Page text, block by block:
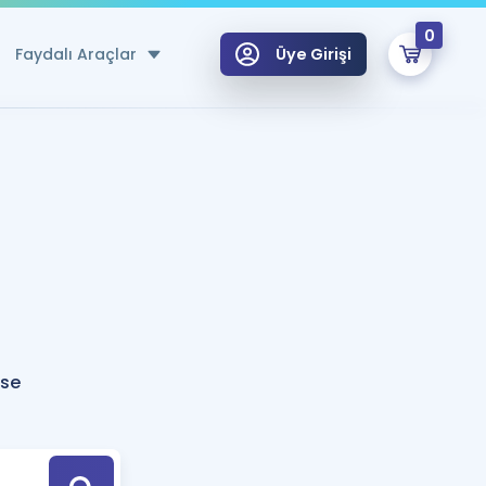
Faydalı Araçlar
Hesaplama Aracı
için Öneriler
Tek Takvimde
Üye Girişi
0